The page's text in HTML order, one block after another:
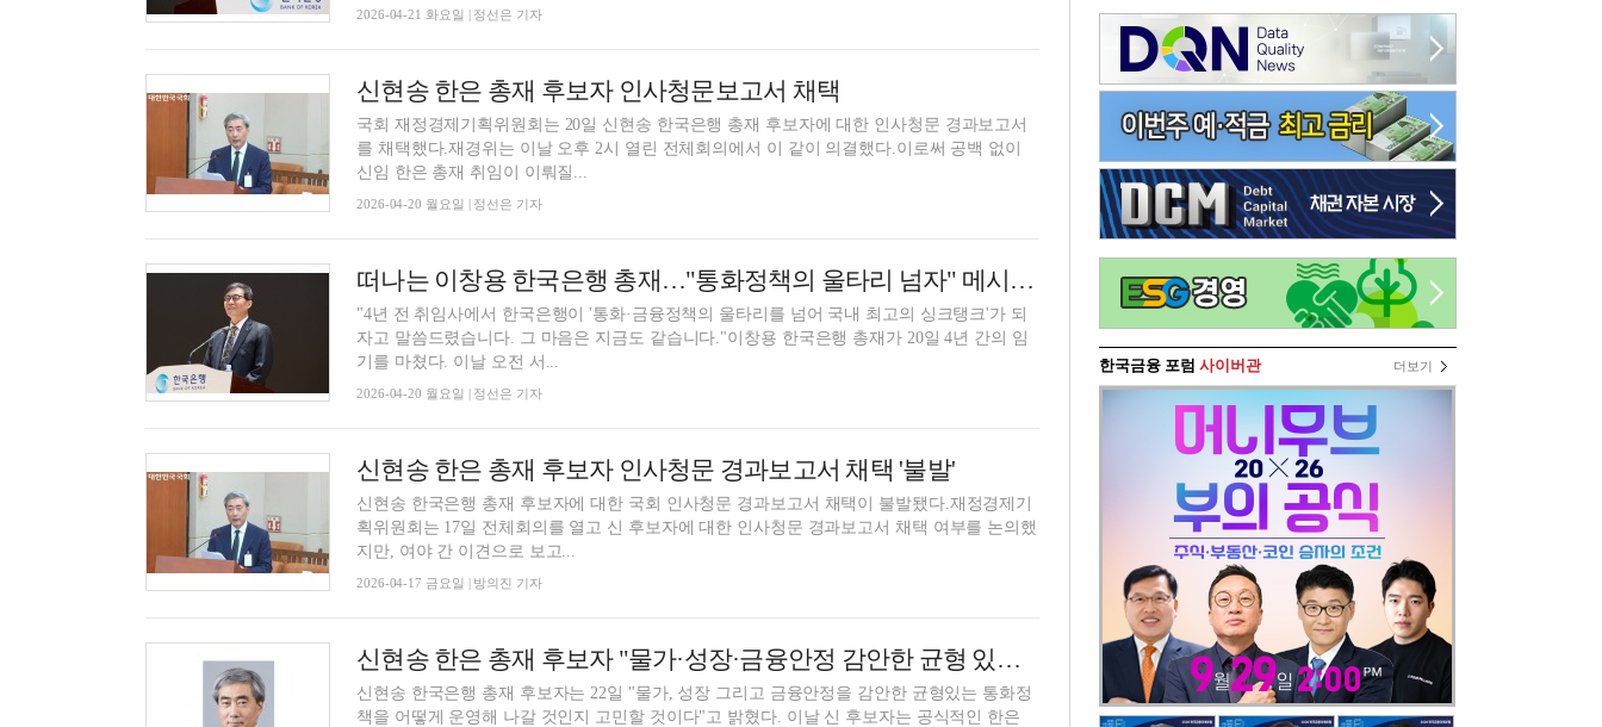
2026-04-21 화요일 | 정선은 기자
신현송 한은 총재 후보자 인사청문보고서 채택
국회 재정경제기획위원회는 20일 신현송 한국은행 총재 후보자에 대한 인사청문 경과보고서
를 채택했다.재경위는 이날 오후 2시 열린 전체회의에서 이 같이 의결했다.이로써 공백 없이
신임 한은 총재 취임이 이뤄질...
2026-04-20 월요일 | 정선은 기자
떠나는 이창용 한국은행 총재…"통화정책의 울타리 넘자" 메시지(종합)
"4년 전 취임사에서 한국은행이 '통화·금융정책의 울타리를 넘어 국내 최고의 싱크탱크'가 되
자고 말씀드렸습니다. 그 마음은 지금도 같습니다."이창용 한국은행 총재가 20일 4년 간의 임
기를 마쳤다. 이날 오전 서...
2026-04-20 월요일 | 정선은 기자
신현송 한은 총재 후보자 인사청문 경과보고서 채택 '불발'
신현송 한국은행 총재 후보자에 대한 국회 인사청문 경과보고서 채택이 불발됐다.재정경제기
획위원회는 17일 전체회의를 열고 신 후보자에 대한 인사청문 경과보고서 채택 여부를 논의했
지만, 여야 간 이견으로 보고...
2026-04-17 금요일 | 방의진 기자
신현송 한은 총재 후보자 "물가·성장·금융안정 감안한 균형 있는 통화정책 고민"
신현송 한국은행 총재 후보자는 22일 "물가, 성장 그리고 금융안정을 감안한 균형있는 통화정
책을 어떻게 운영해 나갈 것인지 고민할 것이다"고 밝혔다. 이날 신 후보자는 공식적인 한은
한국금융 포럼 사이버관 더보기